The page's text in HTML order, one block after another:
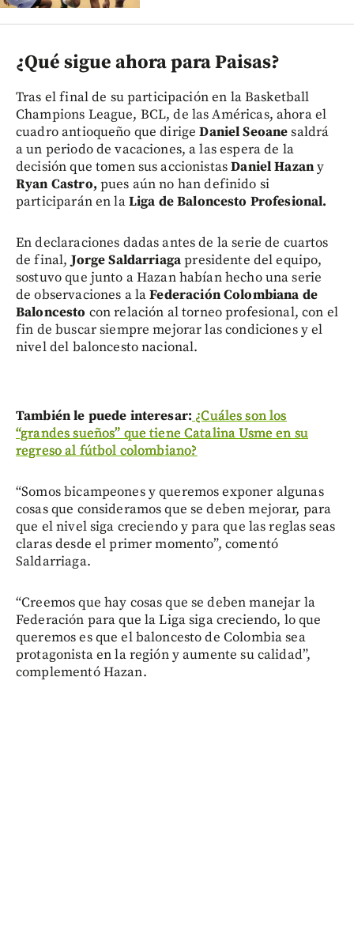
¿Qué sigue ahora para Paisas?
Tras el final de su participación en la Basketball
Champions League, BCL, de las Américas, ahora el
cuadro antioqueño que dirigeDaniel Seoanesaldrá
a un periodo de vacaciones, a las espera de la
decisión que tomen sus accionistasDaniel Hazany
Ryan Castro, pues aún no han definido si
participarán en laLiga de Baloncesto Profesional.
En declaraciones dadas antes de la serie de cuartos
de final, Jorge Saldarriagapresidente del equipo,
sostuvo que junto a Hazan habían hecho una serie
de observaciones a laFederación Colombiana de
Baloncesto con relación al torneo profesional, con el
fin de buscar siempre mejorar las condiciones y el
nivel del baloncesto nacional.
También le puede interesar: ¿Cuáles son los
“grandes sueños” que tiene Catalina Usme en su
regreso al fútbol colombiano?
“Somos bicampeones y queremos exponer algunas
cosas que consideramos que se deben mejorar, para
que el nivel siga creciendo y para que las reglas seas
claras desde el primer momento”, comentó
Saldarriaga.
“Creemos que hay cosas que se deben manejar la
Federación para que la Liga siga creciendo, lo que
queremos es que el baloncesto de Colombia sea
protagonista en la región y aumente su calidad”,
complementó Hazan.